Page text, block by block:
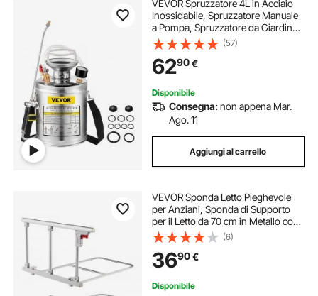
VEVOR Spruzzatore 4L in Acciaio
Inossidabile, Spruzzatore Manuale
a Pompa, Spruzzatore da Giardino
Rinforzato a Pressione da 3,3
Pollici, Spruzzatore per
Giardinaggio Domestico e Pulizia
del Terreno
(57)
6290€
Disponibile
Consegna:non appena Mar.
Ago. 11
Aggiungi al carrello
VEVOR Sponda Letto Pieghevole
per Anziani, Sponda di Supporto
per il Letto da 70 cm in Metallo con
Cinghia di Fissaggio, Bastone da
Comodino con Tubo Regolabile in
Altezza, King, Queen
(6)
3690€
Disponibile